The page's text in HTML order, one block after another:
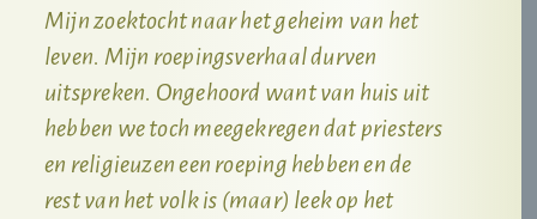
Mijn zoektocht naar het geheim van het
leven. Mijn roepingsverhaal durven
uitspreken. Ongehoord want van huis uit
hebben we toch meegekregen dat priesters
en religieuzen een roeping hebben en de
rest van het volk is (maar) leek op het